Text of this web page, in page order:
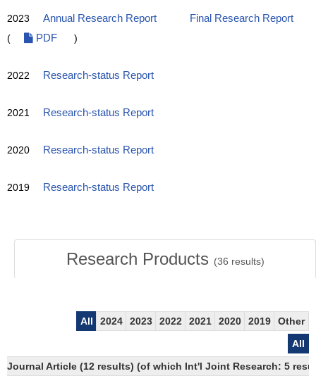
2023 Annual Research Report
Final Research Report
(
PDF )
2022 Research-status Report
2021 Research-status Report
2020 Research-status Report
2019 Research-status Report
Research Products (36 results)
All 2024 2023 2022 2021 2020 2019
Other
All
Journal Article (12 results) (of which Int'l Joint Research: 5